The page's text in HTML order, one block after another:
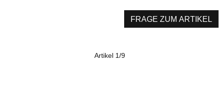
FRAGE ZUM ARTIKEL
Artikel 1/9